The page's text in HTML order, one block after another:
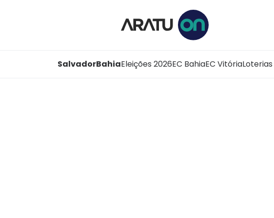
SalvadorBahiaEleições 2026EC BahiaEC VitóriaLoterias